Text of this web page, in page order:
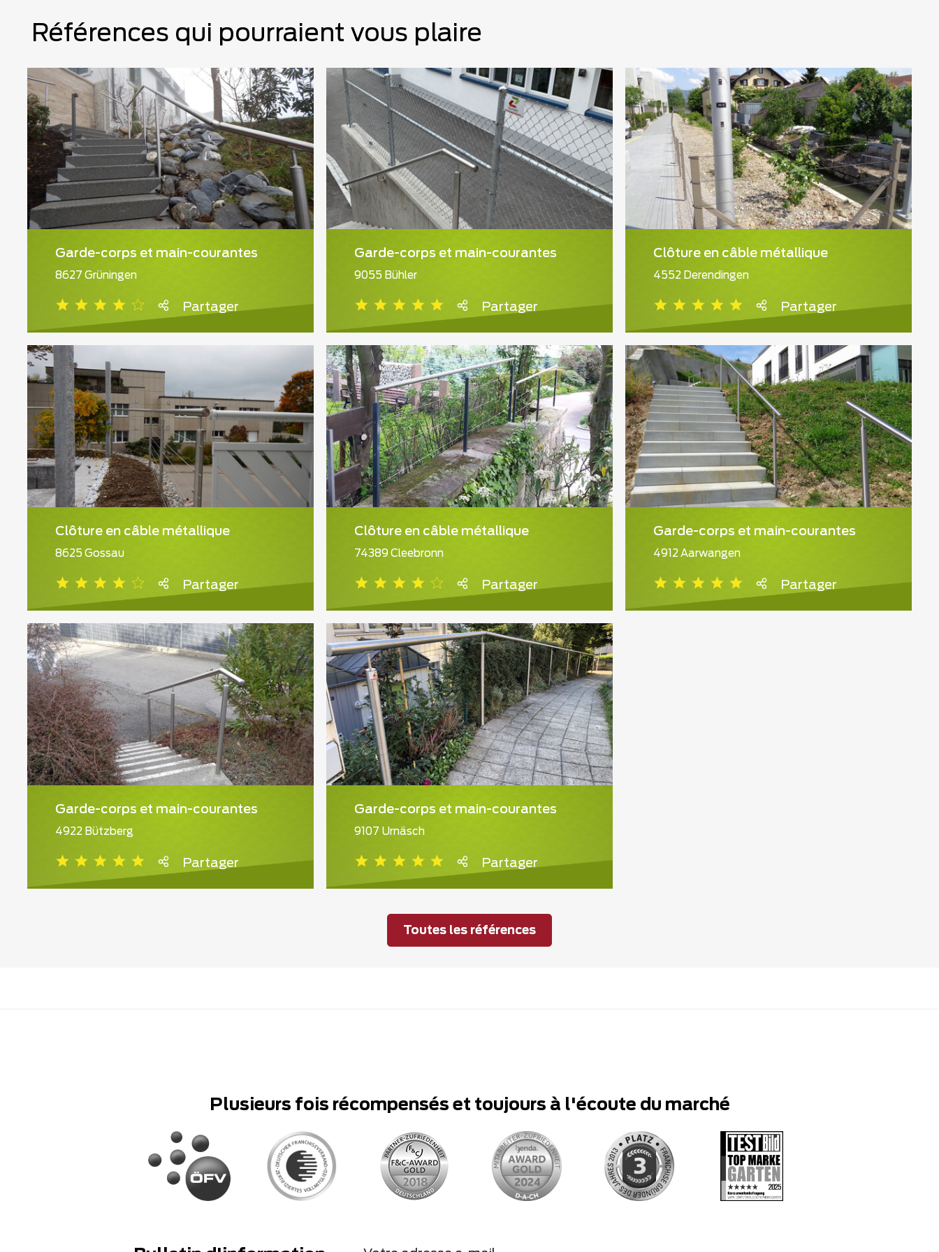
Références qui pourraient vous plaire
Garde-corps et main-courantes
8627 Grüningen
Partager
Garde-corps et main-courantes
9055 Bühler
Partager
Clôture en câble métallique
4552 Derendingen
Partager
Clôture en câble métallique
8625 Gossau
Partager
Clôture en câble métallique
74389 Cleebronn
Partager
Garde-corps et main-courantes
4912 Aarwangen
Partager
Garde-corps et main-courantes
4922 Bützberg
Partager
Garde-corps et main-courantes
9107 Urnäsch
Partager
Toutes les références
Plusieurs fois récompensés et toujours à l'écoute du marché